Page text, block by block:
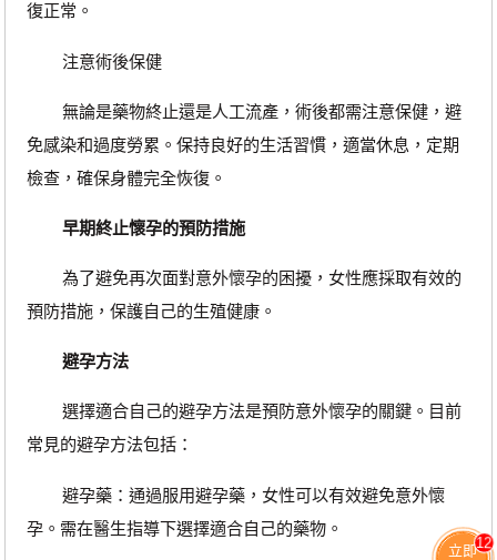
復正常。
注意術後保健
無論是藥物終止還是人工流產，術後都需注意保健，避
免感染和過度勞累。保持良好的生活習慣，適當休息，定期
檢查，確保身體完全恢復。
早期終止懷孕的預防措施
為了避免再次面對意外懷孕的困擾，女性應採取有效的
預防措施，保護自己的生殖健康。
避孕方法
選擇適合自己的避孕方法是預防意外懷孕的關鍵。目前
常見的避孕方法包括：
避孕藥：通過服用避孕藥，女性可以有效避免意外懷
孕。需在醫生指導下選擇適合自己的藥物。
立即12